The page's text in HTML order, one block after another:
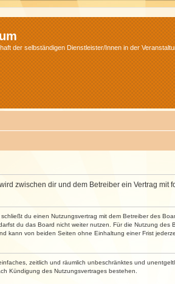
der selbständigen Dienstleister/Innen in der
wird zwischen dir und dem Betreiber ein Vertrag
schließt du einen Nutzungsvertrag mit dem Betreiber des
du das Board nicht weiter nutzen. Für die Nutzung des
kann von beiden Seiten ohne Einhaltung einer Frist
zeitlich und räumlich unbeschränktes und
Kündigung des Nutzungsvertrages bestehen.